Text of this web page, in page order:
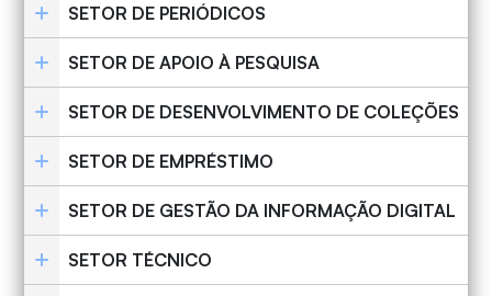
SETOR DE PERIÓDICOS
SETOR DE APOIO À PESQUISA
SETOR DE DESENVOLVIMENTO DE COLEÇÕES
SETOR DE EMPRÉSTIMO
SETOR DE GESTÃO DA INFORMAÇÃO DIGITAL
SETOR TÉCNICO